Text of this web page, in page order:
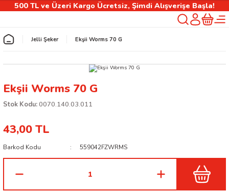
500 TL ve Üzeri Kargo Ücretsiz, Şimdi Alışverişe Başla!
Geri Dön
Jelli Şeker Ekşii Worms 70 G
Ekşii Worms 70 G
Stok Kodu:0070.140.03.011
43,00 TL
Barkod Kodu 559042FZWRMS